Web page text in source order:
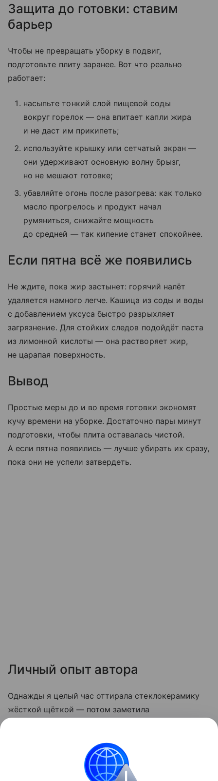
Защита до готовки: ставим
барьер
Чтобы не превращать уборку в подвиг,
подготовьте плиту заранее. Вот что реально
работает:
насыпьте тонкий слой пищевой соды
вокруг горелок — она впитает капли жира
и не даст им прикипеть;
используйте крышку или сетчатый экран —
они удерживают основную волну брызг,
но не мешают готовке;
убавляйте огонь после разогрева: как только
масло прогрелось и продукт начал
румяниться, снижайте мощность
до средней — так кипение станет спокойнее.
Если пятна всё же появились
Не ждите, пока жир застынет: горячий налёт
удаляется намного легче. Кашица из соды и воды
с добавлением уксуса быстро разрыхляет
загрязнение. Для стойких следов подойдёт паста
из лимонной кислоты — она растворяет жир,
не царапая поверхность.
Вывод
Простые меры до и во время готовки экономят
кучу времени на уборке. Достаточно пары минут
подготовки, чтобы плита оставалась чистой.
А если пятна появились — лучше убирать их сразу,
пока они не успели затвердеть.
Личный опыт автора
Однажды я целый час оттирала стеклокерамику
жёсткой щёткой — потом заметила
стороной губки и содой. Теперь плита выглядит
опрятно даже после самых «бурных» блюд.